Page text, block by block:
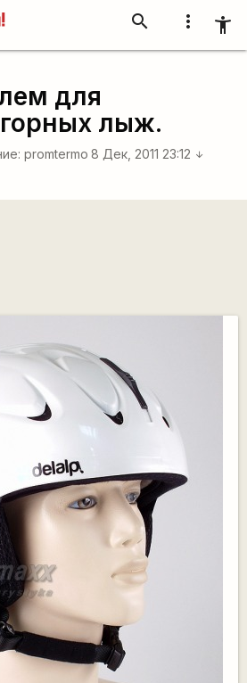
more_vert accessibility_new
search
для
лыж.
promtermo 8 Дек, 2011 23:12 arrow_downward